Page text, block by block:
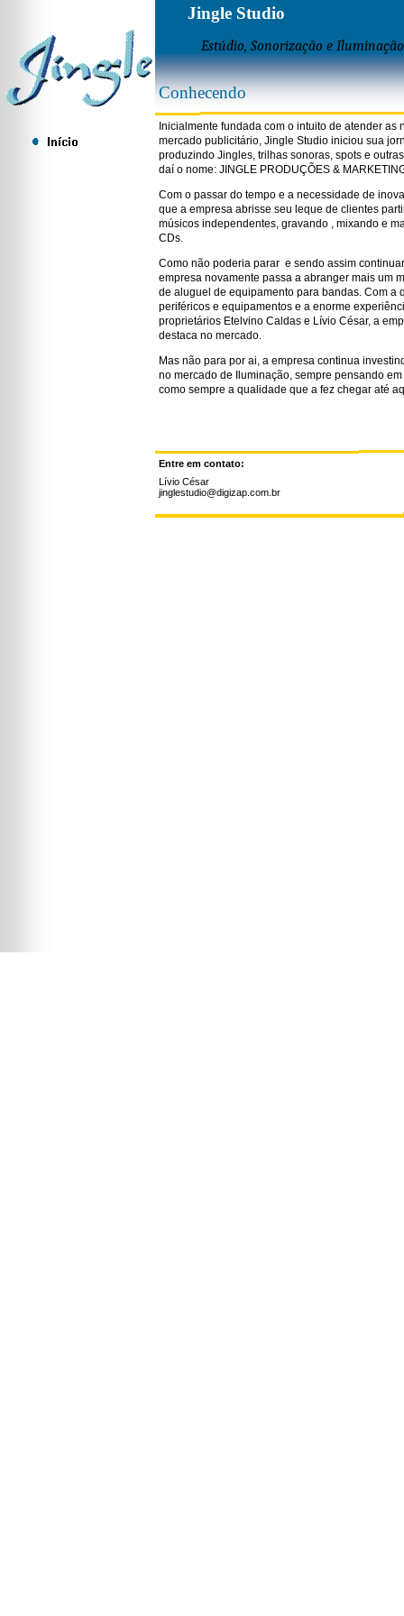
Jingle Studio
Estúdio, Sonorização e Iluminação
Conhecendo
Inicialmente fundada com o intuito de atender as
mercado publicitário, Jingle Studio iniciou sua
produzindo Jingles, trilhas sonoras, spots e
daí o nome: JINGLE PRODUÇÕES &
Com o passar do tempo e a necessidade de
que a empresa abrisse seu leque de clientes
músicos independentes, gravando , mixando e
CDs.
Como não poderia parar e sendo assim
empresa novamente passa a abranger mais um
de aluguel de equipamento para bandas. Com a
periféricos e equipamentos e a enorme
proprietários Etelvino Caldas e Lívio César, a
destaca no mercado.
Mas não para por ai, a empresa continua
no mercado de Iluminação, sempre pensando
como sempre a qualidade que a fez chegar até
Lívio César
jinglestudio@digizap.com.br
Entre em contato: